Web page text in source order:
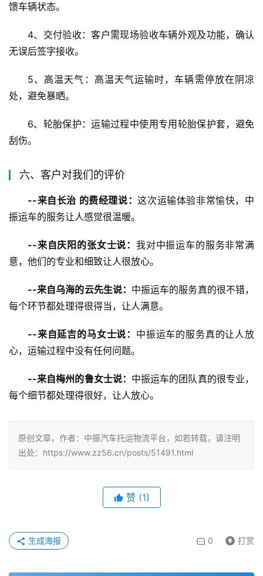
馈车辆状态。
4、交付验收：客户需现场验收车辆外观及功能，确认
无误后签字接收。
5、高温天气：高温天气运输时，车辆需停放在阴凉
处，避免暴晒。
6、轮胎保护：运输过程中使用专用轮胎保护套，避免
刮伤。
六、客户对我们的评价
--来自长治 的费经理说：这次运输体验非常愉快，中
振运车的服务让人感觉很温暖。
--来自庆阳的张女士说： 我对中振运车的服务非常满
意，他们的专业和细致让人很放心。
--来自乌海的云先生说： 中振运车的服务真的很不错，
每个环节都处理得很得当，让人满意。
--来自延吉的马女士说： 中振运车的服务真的让人放
心，运输过程中没有任何问题。
--来自梅州的鲁女士说： 中振运车的团队真的很专业，
每个细节都处理得很好，让人放心。
原创文章，作者：中振汽车托运物流平台，如若转载，请注明
出处：https://www.zz56.cn/posts/51491.html
赞 (1)
0 打赏
生成海报